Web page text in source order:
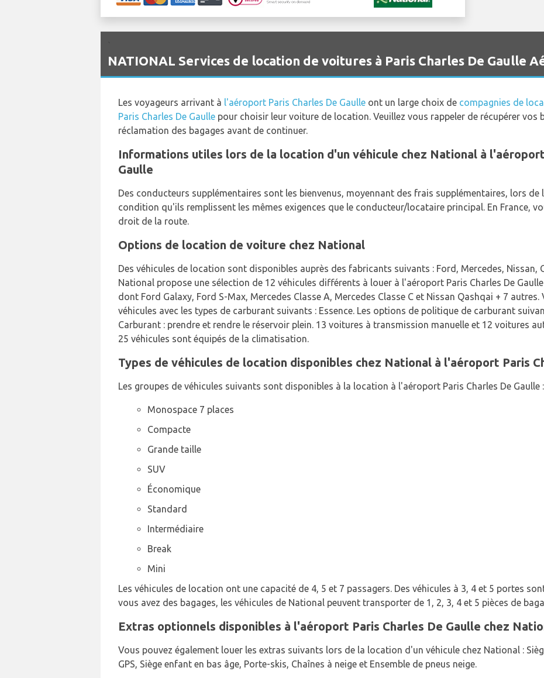
NATIONAL Services de location de voitures à Paris Charles De Gaulle
Les voyageurs arrivant à l'aéroport Paris Charles De Gaulle ont un large choix de compagnies de
Paris Charles De Gaulle pour choisir leur voiture de location. Veuillez vous rappeler de récupérer vos
réclamation des bagages avant de continuer.
Informations utiles lors de la location d'un véhicule chez National à
Gaulle
Des conducteurs supplémentaires sont les bienvenus, moyennant des frais supplémentaires, lors
condition qu'ils remplissent les mêmes exigences que le conducteur/locataire principal. En France,
droit de la route.
Options de location de voiture chez National
Des véhicules de location sont disponibles auprès des fabricants suivants : Ford, Mercedes, Nissan,
National propose une sélection de 12 véhicules différents à louer à l'aéroport Paris Charles De
dont Ford Galaxy, Ford S-Max, Mercedes Classe A, Mercedes Classe C et Nissan Qashqai + 7
véhicules avec les types de carburant suivants : Essence. Les options de politique de carburant
Carburant : prendre et rendre le réservoir plein. 13 voitures à transmission manuelle et 12 voitures
25 véhicules sont équipés de la climatisation.
Types de véhicules de location disponibles chez National à l'aéroport Paris
Les groupes de véhicules suivants sont disponibles à la location à l'aéroport Paris Charles De Gaulle :
Monospace 7 places
Compacte
Grande taille
SUV
Économique
Standard
Intermédiaire
Break
Mini
Les véhicules de location ont une capacité de 4, 5 et 7 passagers. Des véhicules à 3, 4 et 5 portes
vous avez des bagages, les véhicules de National peuvent transporter de 1, 2, 3, 4 et 5 pièces de
Extras optionnels disponibles à l'aéroport Paris Charles De Gaulle chez
Vous pouvez également louer les extras suivants lors de la location d'un véhicule chez National :
GPS, Siège enfant en bas âge, Porte-skis, Chaînes à neige et Ensemble de pneus neige.